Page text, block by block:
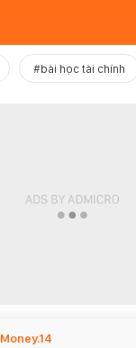
#bài học tài chính
Money.14